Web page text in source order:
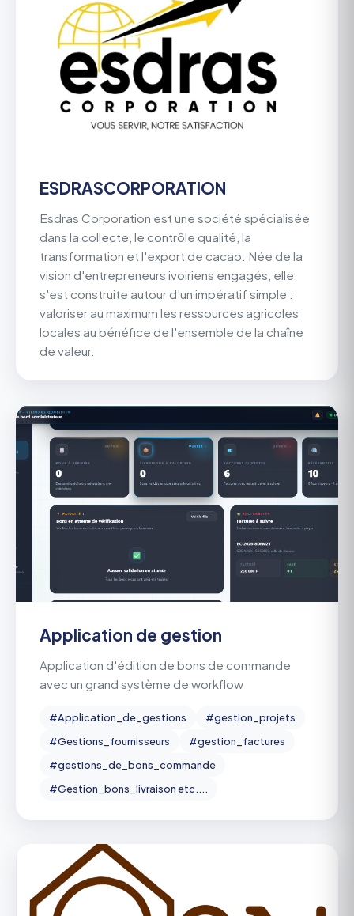
ESDRASCORPORATION
Esdras Corporation est une société spécialisée
dans la collecte, le contrôle qualité, la
transformation et l'export de cacao. Née de la
vision d'entrepreneurs ivoiriens engagés, elle
s'est construite autour d'un impératif simple :
valoriser au maximum les ressources agricoles
locales au bénéfice de l'ensemble de la chaîne
de valeur.
Application de gestion
Application d'édition de bons de commande
avec un grand système de workflow
#Application_de_gestions
#gestion_projets
#Gestions_fournisseurs
#gestion_factures
#gestions_de_bons_commande
#Gestion_bons_livraison etc....